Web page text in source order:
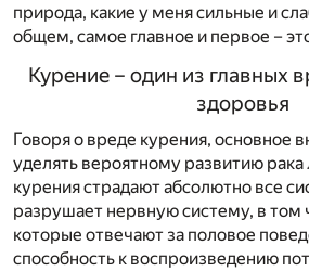
природа, какие у меня сильные и
общем, самое главное и первое –
Курение – один из главных
здоровья
Говоря о вреде курения, основное
уделять вероятному развитию рака
курения страдают абсолютно все
разрушает нервную систему, в том
которые отвечают за половое
способность к воспроизведению